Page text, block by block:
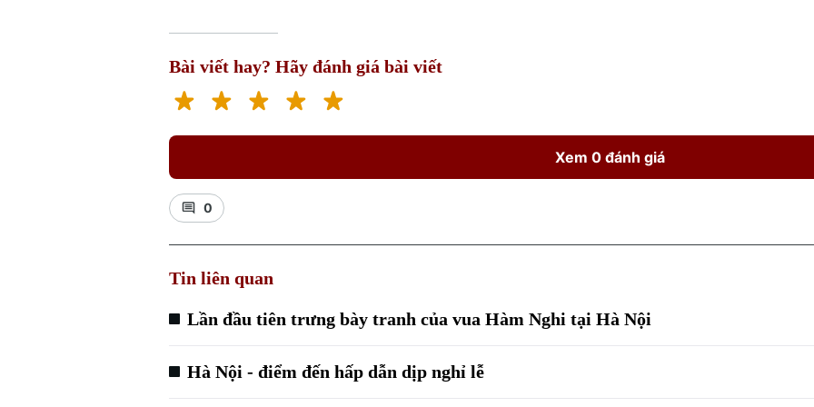
Bài viết hay? Hãy đánh giá bài viết
Xem 0 đánh giá
0
Tin liên quan
Lần đầu tiên trưng bày tranh của vua Hàm Nghi tại Hà Nội
Hà Nội - điểm đến hấp dẫn dịp nghỉ lễ